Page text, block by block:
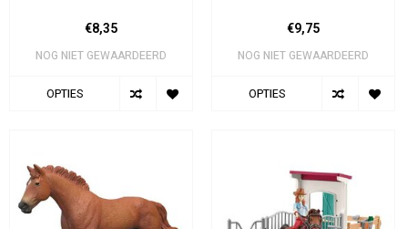
€8,35
NOG NIET GEWAARDEERD
OPTIES
€9,75
NOG NIET GEWAARDEERD
OPTIES